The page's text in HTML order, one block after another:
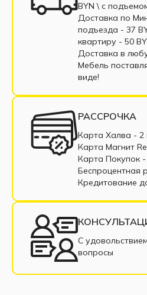
Угловые диваны
Угловые диваны выкатные
Угловые диваны тик-так
Угловой диван бежевый
Угловые диваны с
Угловые диваны из ткани
Угловые диваны из
Угловые диваны в
Недорогие угловые диваны
Угловые диваны с
Угловой диван со
BYN \ c
Доставка по
подъезда - 37
квартиру - 50
Доставка в
Мебель
виде!
РАССРОЧКА
Карта Халва - 2
Карта Магнит
Карта Покупок -
Беспроцентная
Кредитование
С
вопросы